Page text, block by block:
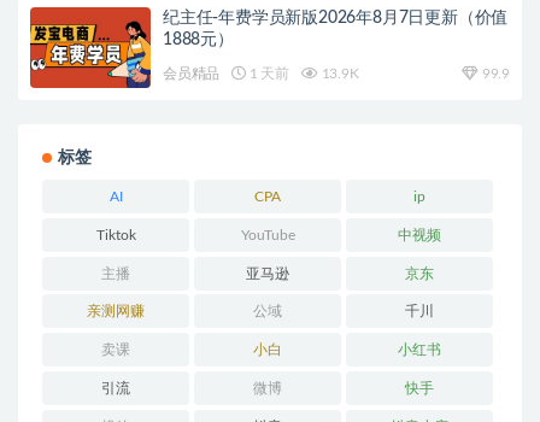
纪主任-年费学员新版2026年8月7日更新（价值
1888元）
会员精品 1 天前 13.9K 99.9
标签
AI CPA ip
Tiktok YouTube 中视频
主播 亚马逊 京东
亲测网赚 公域 千川
卖课 小白 小红书
引流 微博 快手